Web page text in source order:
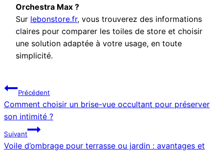
Orchestra Max ?
Sur lebonstore.fr, vous trouverez des informations
claires pour comparer les toiles de store et choisir
une solution adaptée à votre usage, en toute
simplicité.
Navigation
de
l’article
Précédent
Comment choisir un brise-vue occultant pour préserver
son intimité ?
Suivant
Voile d’ombrage pour terrasse ou jardin : avantages et